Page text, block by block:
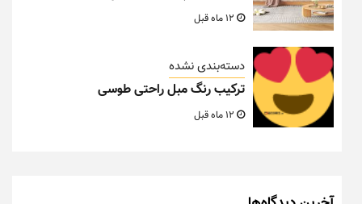
دسته‌بندی نشده
ترکیب رنگ مبل راحتی طوسی